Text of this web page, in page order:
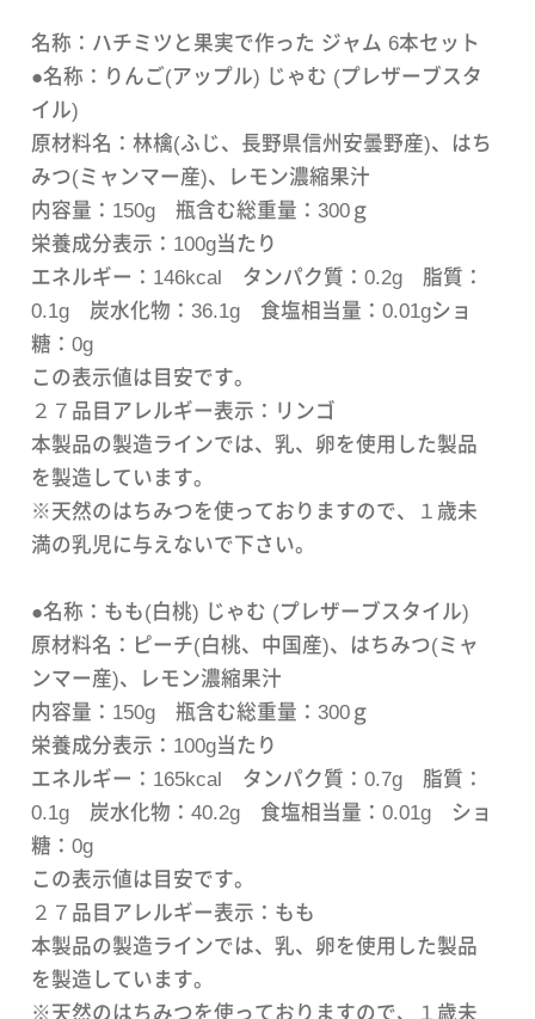
名称：ハチミツと果実で作った ジャム 6本セット
●名称：りんご(アップル) じゃむ (プレザーブスタ
イル)
原材料名：林檎(ふじ、長野県信州安曇野産)、はち
みつ(ミャンマー産)、レモン濃縮果汁
内容量：150g 瓶含む総重量：300ｇ
栄養成分表示：100g当たり
エネルギー：146kcal タンパク質：0.2g 脂質：
0.1g 炭水化物：36.1g 食塩相当量：0.01gショ
糖：0g
この表示値は目安です。
２７品目アレルギー表示：リンゴ
本製品の製造ラインでは、乳、卵を使用した製品
を製造しています。
※天然のはちみつを使っておりますので、１歳未
満の乳児に与えないで下さい。
●名称：もも(白桃) じゃむ (プレザーブスタイル)
原材料名：ピーチ(白桃、中国産)、はちみつ(ミャ
ンマー産)、レモン濃縮果汁
内容量：150g 瓶含む総重量：300ｇ
栄養成分表示：100g当たり
エネルギー：165kcal タンパク質：0.7g 脂質：
0.1g 炭水化物：40.2g 食塩相当量：0.01g ショ
糖：0g
この表示値は目安です。
２７品目アレルギー表示：もも
本製品の製造ラインでは、乳、卵を使用した製品
を製造しています。
※天然のはちみつを使っておりますので、１歳未